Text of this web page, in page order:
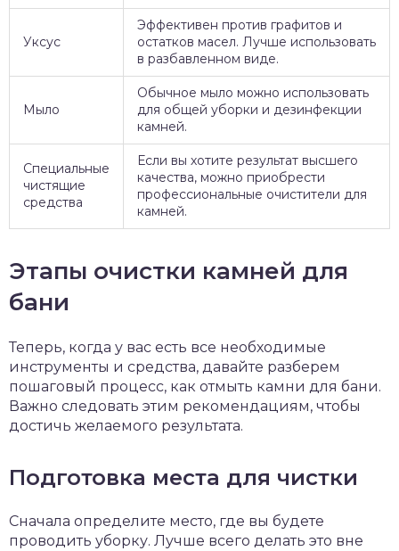
Уксус
Эффективен против графитов и
остатков масел. Лучше использовать
в разбавленном виде.
Мыло
Обычное мыло можно использовать
для общей уборки и дезинфекции
камней.
Специальные
чистящие
средства
Если вы хотите результат высшего
качества, можно приобрести
профессиональные очистители для
камней.
Этапы очистки камней для
бани
Теперь, когда у вас есть все необходимые
инструменты и средства, давайте разберем
пошаговый процесс, как отмыть камни для бани.
Важно следовать этим рекомендациям, чтобы
достичь желаемого результата.
Подготовка места для чистки
Сначала определите место, где вы будете
проводить уборку. Лучше всего делать это вне